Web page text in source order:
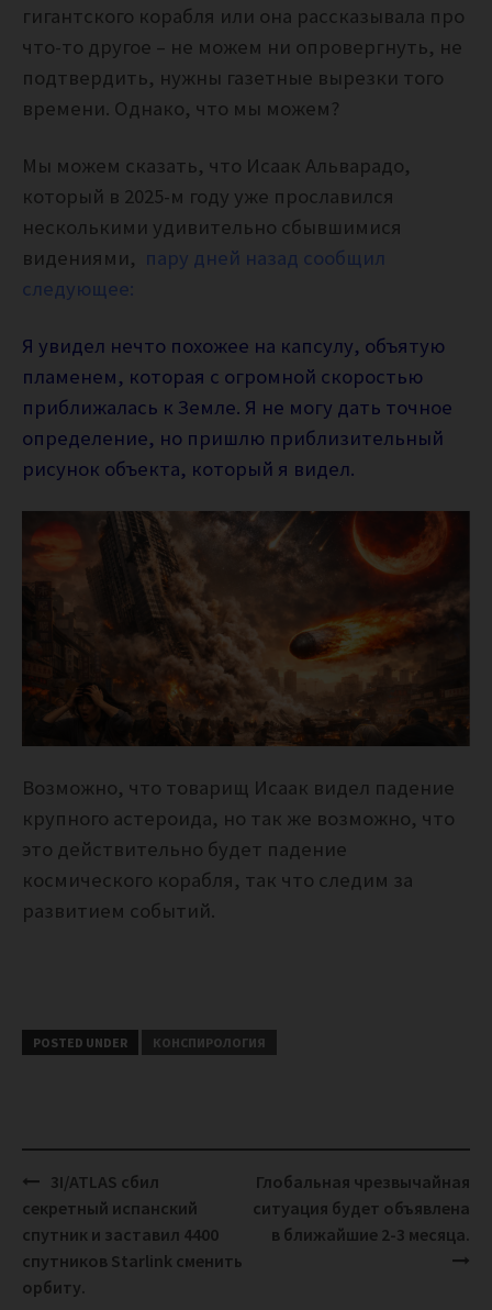
гигантского корабля или она рассказывала про
что-то другое – не можем ни опровергнуть, не
подтвердить, нужны газетные вырезки того
времени. Однако, что мы можем?
Мы можем сказать, что Исаак Альварадо,
который в 2025-м году уже прославился
несколькими удивительно сбывшимися
видениями, пару дней назад сообщил
следующее:
Я увидел нечто похожее на капсулу, объятую
пламенем, которая с огромной скоростью
приближалась к Земле. Я не могу дать точное
определение, но пришлю приблизительный
рисунок объекта, который я видел.
Возможно, что товарищ Исаак видел падение
крупного астероида, но так же возможно, что
это действительно будет падение
космического корабля, так что следим за
развитием событий.
POSTED UNDER КОНСПИРОЛОГИЯ
Post
navigation
3I/ATLAS сбил
секретный испанский
спутник и заставил 4400
спутников Starlink сменить
орбиту.
Глобальная чрезвычайная
ситуация будет объявлена
в ближайшие 2-3 месяца.